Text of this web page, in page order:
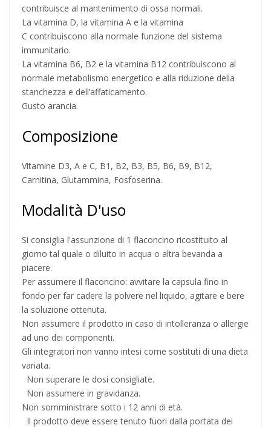
contribuisce al mantenimento di ossa normali.
La vitamina D, la vitamina A e la vitamina
C contribuiscono alla normale funzione del sistema
immunitario.
La vitamina B6, B2 e la vitamina B12 contribuiscono al
normale metabolismo energetico e alla riduzione della
stanchezza e dell’affaticamento.
Gusto arancia.
Composizione
Vitamine D3, A e C, B1, B2, B3, B5, B6, B9, B12,
Carnitina, Glutammina, Fosfoserina.
Modalità D'uso
Si consiglia l'assunzione di 1 flaconcino ricostituito al
giorno tal quale o diluito in acqua o altra bevanda a
piacere.
Per assumere il flaconcino: avvitare la capsula fino in
fondo per far cadere la polvere nel liquido, agitare e bere
la soluzione ottenuta.
Non assumere il prodotto in caso di intolleranza o allergie
ad uno dei componenti.
Gli integratori non vanno intesi come sostituti di una dieta
variata.
Non superare le dosi consigliate.
Non assumere in gravidanza.
Non somministrare sotto i 12 anni di età.
Il prodotto deve essere tenuto fuori dalla portata dei